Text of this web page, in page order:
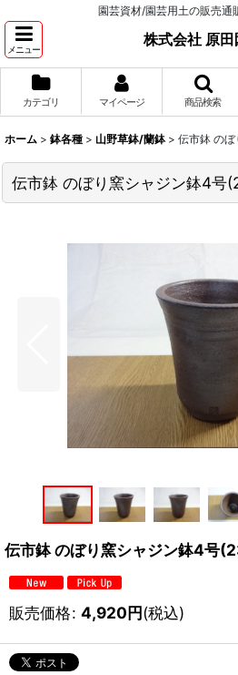
園芸資材/園芸用土の販売通
メニュー
株式会社 原田
カテゴリ マイページ 商品検索
ホーム > 鉢各種 > 山野草鉢/蘭鉢 > 伝市鉢 の
伝市鉢 のぼり窯シャジン鉢4号
伝市鉢 のぼり窯シャジン鉢4号
販売価格: 4,920円(税込)